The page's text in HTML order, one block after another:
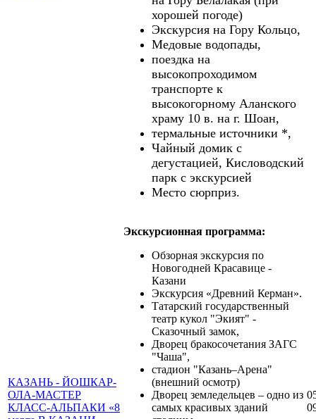
хорошей погоде)
Экскурсия на Гору Кольцо,
Медовые водопады,
поездка на
высокопроходимом
транспорте к
высокогорному Аланского
храму 10 в. на г. Шоан,
термальные источники *,
Чайный домик с
дегустацией, Кисловодский
парк с экскурсией
Место сюрприз.
КАЗАНЬ - ЙОШКАР-
ОЛА-МАСТЕР
КЛАСС-АЛЬПАКИ «8
Экскурсионная программа:
Обзорная экскурсия по
Новогодней Красавице -
Казани
Экскурсия «Древний Керман».
Татарский государственный
театр кукол "Экият" -
Сказочный замок,
Дворец бракосочетания ЗАГС
"Чаша",
стадион "Казань–Арена"
(внешний осмотр)
Дворец земледельцев – одно из
самых красивых зданий